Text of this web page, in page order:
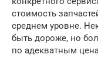
стоимость
среднем уровне.
быть дороже, но
по адекватным